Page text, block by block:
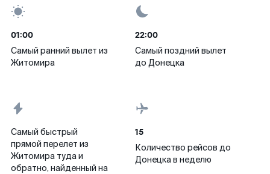
01:00
Самый ранний вылет из
Житомира
22:00
Самый поздний вылет
до Донецка
Самый быстрый
прямой перелет из
Житомира туда и
обратно, найденный на
15
Количество рейсов до
Донецка в неделю